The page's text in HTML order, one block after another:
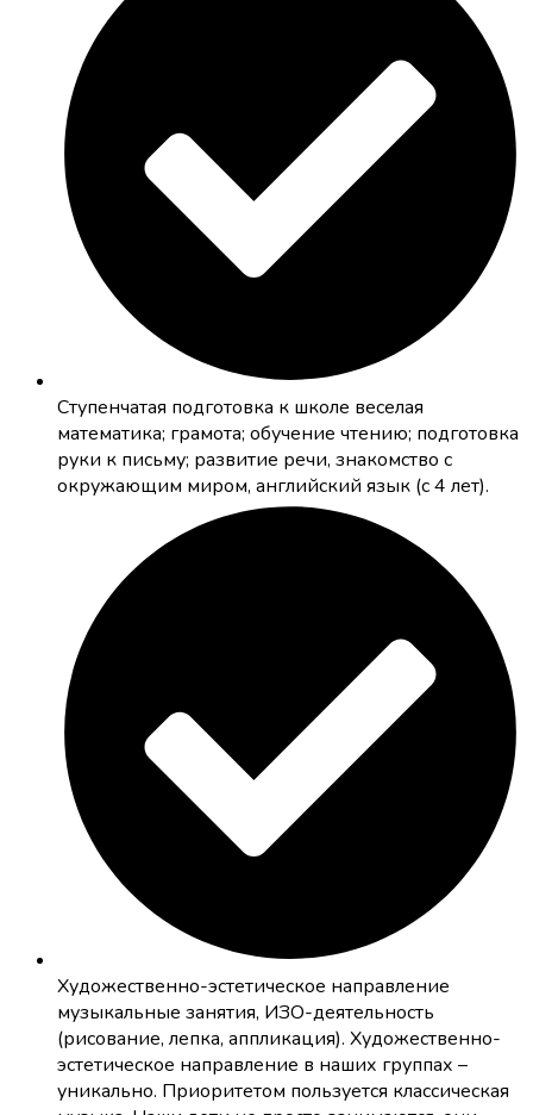
Cтупенчатая подготовка к школе веселая
математика; грамота; обучение чтению; подготовка
руки к письму; развитие речи, знакомство с
окружающим миром, английский язык (с 4 лет).
Художественно-эстетическое направление
музыкальные занятия, ИЗО-деятельность
(рисование, лепка, аппликация). Художественно-
эстетическое направление в наших группах –
уникально. Приоритетом пользуется классическая